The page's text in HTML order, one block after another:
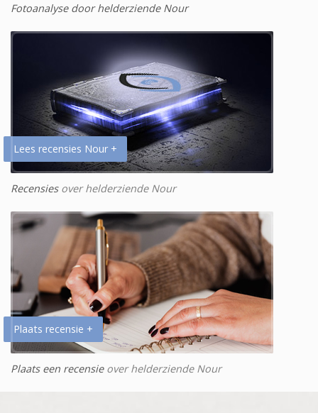
Fotoanalyse door helderziende Nour
Lees recensies Nour +
Recensiesover helderziende Nour
Plaats recensie +
Plaats een recensieover helderziende Nour